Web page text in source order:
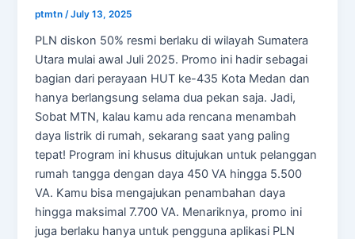
ptmtn/July 13, 2025
PLN diskon 50% resmi berlaku di wilayah Sumatera
Utara mulai awal Juli 2025. Promo ini hadir sebagai
bagian dari perayaan HUT ke-435 Kota Medan dan
hanya berlangsung selama dua pekan saja. Jadi,
Sobat MTN, kalau kamu ada rencana menambah
daya listrik di rumah, sekarang saat yang paling
tepat! Program ini khusus ditujukan untuk pelanggan
rumah tangga dengan daya 450 VA hingga 5.500
VA. Kamu bisa mengajukan penambahan daya
hingga maksimal 7.700 VA. Menariknya, promo ini
juga berlaku hanya untuk pengguna aplikasi PLN